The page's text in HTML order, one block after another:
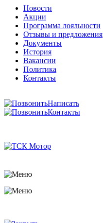
Новости
Акции
Программа лояльности
Отзывы и предложения
Документы
История
Вакансии
Политика
Контакты
Написать
Контакты